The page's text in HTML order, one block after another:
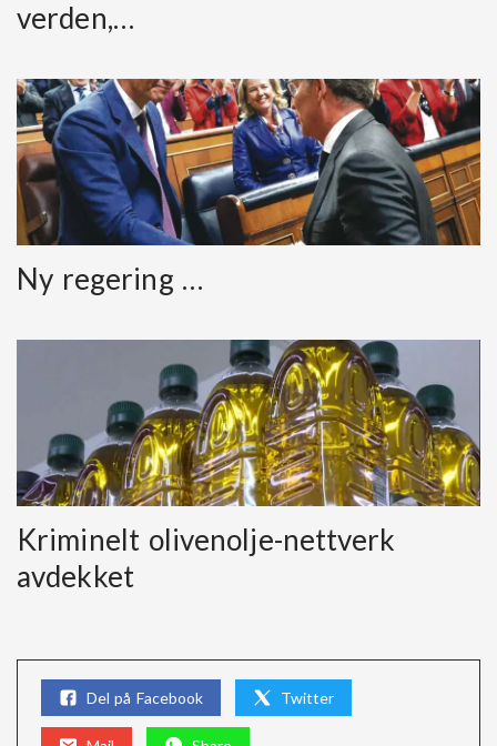
verden,…
Ny regering …
Kriminelt olivenolje-nettverk
avdekket
Del på Facebook Twitter